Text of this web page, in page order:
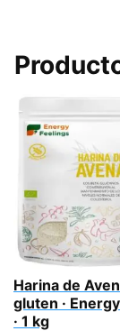
Harina de
gluten ·
· 1 kg